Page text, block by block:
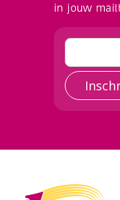
in jouw